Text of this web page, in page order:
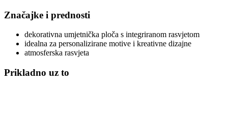
Značajke i prednosti
dekorativna umjetnička ploča s integriranom rasvjetom
idealna za personalizirane motive i kreativne dizajne
atmosferska rasvjeta
Prikladno uz to